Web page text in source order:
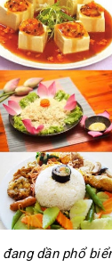
dần phổ